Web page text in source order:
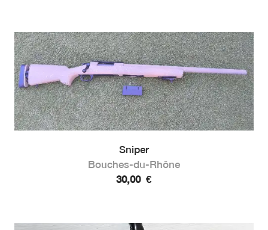
Sniper
Bouches-du-Rhône
30,00 €